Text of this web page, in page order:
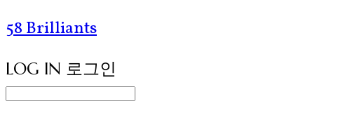
58 Brilliants
LOG IN 로그인